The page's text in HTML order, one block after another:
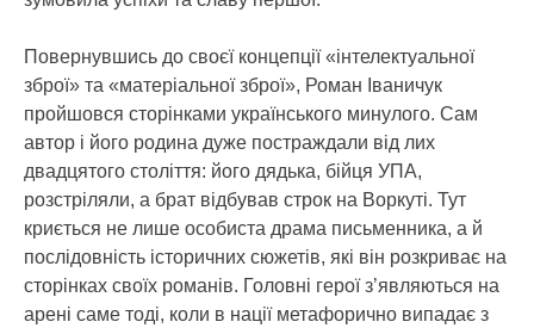
Повернувшись до своєї концепції «інтелектуальної
зброї» та «матеріальної зброї», Роман Іваничук
пройшовся сторінками українського минулого. Сам
автор і його родина дуже постраждали від лих
двадцятого століття: його дядька, бійця УПА,
розстріляли, а брат відбував строк на Воркуті. Тут
криється не лише особиста драма письменника, а й
послідовність історичних сюжетів, які він розкриває на
сторінках своїх романів. Головні герої з’являються на
арені саме тоді, коли в нації метафорично випадає з